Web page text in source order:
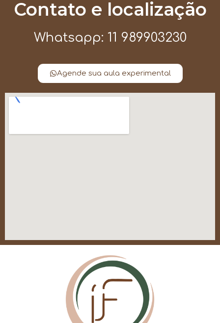
Contato e localização
Whatsapp: 11 989903230
Agende sua aula experimental